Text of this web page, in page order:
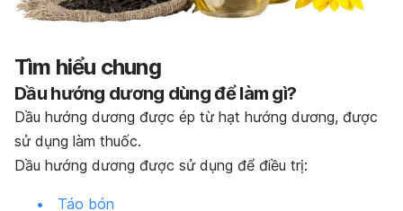
Tìm hiểu chung
Dầu hướng dương dùng để làm gì?
Dầu hướng dương được ép từ hạt hướng dương, được
sử dụng làm thuốc.
Dầu hướng dương được sử dụng để điều trị:
Táo bón